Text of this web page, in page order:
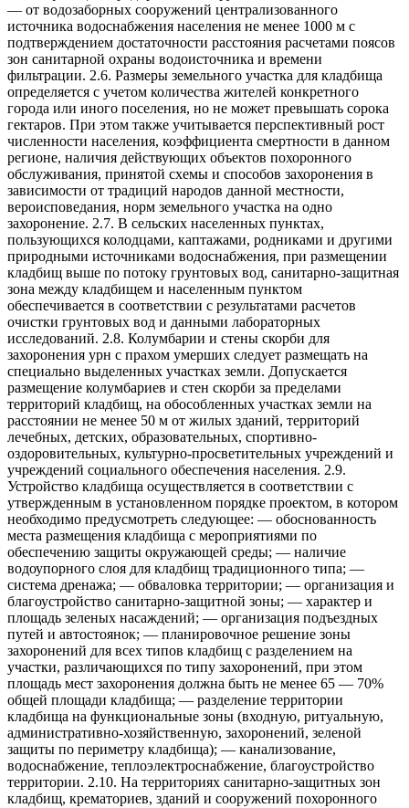
— от водозаборных сооружений централизованного
источника водоснабжения населения не менее 1000 м с
подтверждением достаточности расстояния расчетами поясов
зон санитарной охраны водоисточника и времени
фильтрации. 2.6. Размеры земельного участка для кладбища
определяется с учетом количества жителей конкретного
города или иного поселения, но не может превышать сорока
гектаров. При этом также учитывается перспективный рост
численности населения, коэффициента смертности в данном
регионе, наличия действующих объектов похоронного
обслуживания, принятой схемы и способов захоронения в
зависимости от традиций народов данной местности,
вероисповедания, норм земельного участка на одно
захоронение. 2.7. В сельских населенных пунктах,
пользующихся колодцами, каптажами, родниками и другими
природными источниками водоснабжения, при размещении
кладбищ выше по потоку грунтовых вод, санитарно-защитная
зона между кладбищем и населенным пунктом
обеспечивается в соответствии с результатами расчетов
очистки грунтовых вод и данными лабораторных
исследований. 2.8. Колумбарии и стены скорби для
захоронения урн с прахом умерших следует размещать на
специально выделенных участках земли. Допускается
размещение колумбариев и стен скорби за пределами
территорий кладбищ, на обособленных участках земли на
расстоянии не менее 50 м от жилых зданий, территорий
лечебных, детских, образовательных, спортивно-
оздоровительных, культурно-просветительных учреждений и
учреждений социального обеспечения населения. 2.9.
Устройство кладбища осуществляется в соответствии с
утвержденным в установленном порядке проектом, в котором
необходимо предусмотреть следующее: — обоснованность
места размещения кладбища с мероприятиями по
обеспечению защиты окружающей среды; — наличие
водоупорного слоя для кладбищ традиционного типа; —
система дренажа; — обваловка территории; — организация и
благоустройство санитарно-защитной зоны; — характер и
площадь зеленых насаждений; — организация подъездных
путей и автостоянок; — планировочное решение зоны
захоронений для всех типов кладбищ с разделением на
участки, различающихся по типу захоронений, при этом
площадь мест захоронения должна быть не менее 65 — 70%
общей площади кладбища; — разделение территории
кладбища на функциональные зоны (входную, ритуальную,
административно-хозяйственную, захоронений, зеленой
защиты по периметру кладбища); — канализование,
водоснабжение, теплоэлектроснабжение, благоустройство
территории. 2.10. На территориях санитарно-защитных зон
кладбищ, крематориев, зданий и сооружений похоронного